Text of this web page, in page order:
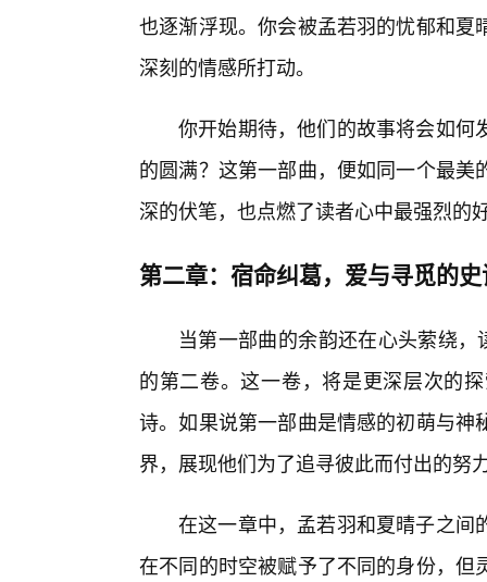
也逐渐浮现。你会被孟若羽的忧郁和
深刻的情感所打动。
你开始期待，他们的故事将会如何
的圆满？这第一部曲，便如同一个最
深的伏笔，也点燃了读者心中最强烈的
第二章：宿命纠葛，爱与寻觅的
当第一部曲的余韵还在心头萦绕
的第二卷。这一卷，将是更深层次的
诗。如果说第一部曲是情感的初萌与
界，展现他们为了追寻彼此而付出的努
在这一章中，孟若羽和夏晴子之间
在不同的时空被赋予了不同的身份，